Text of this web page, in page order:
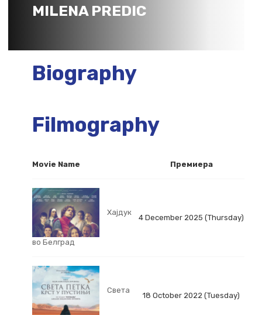
MILENA PREDIC
Biography
Filmography
Movie Name Премиера
Хајдук
во Белград
4 December 2025 (Thursday)
Света
18 October 2022 (Tuesday)